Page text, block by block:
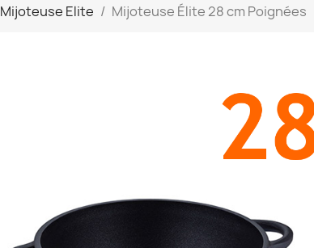
Mijoteuse Elite Mijoteuse Élite 28 cm Poignées